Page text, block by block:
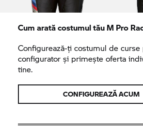
Cum arată costumul tău M Pro
Configurează-ți costumul de curse
configurator și primește oferta
tine.
CONFIGUREAZĂ ACUM